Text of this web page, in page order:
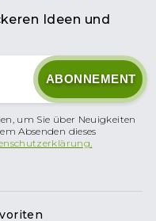
Ideen und
um Sie über Neuigkeiten
Absenden dieses